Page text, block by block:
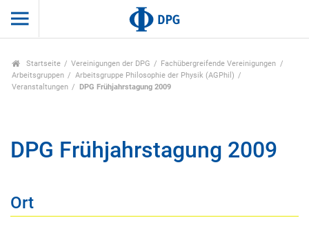
Startseite Vereinigungen der DPG
Fachübergreifende Vereinigungen
Arbeitsgruppen
Arbeitsgruppe Philosophie der Physik (AGPhil)
Veranstaltungen
DPG Frühjahrstagung 2009
DPG Frühjahrstagung 2009
Ort